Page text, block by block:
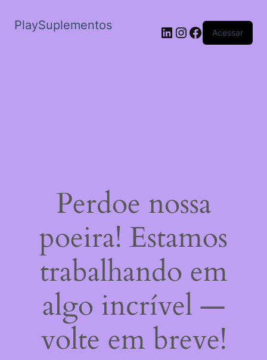
PlaySuplementos LinkedIn
Instagram
Facebook
Acessar
Perdoe nossa
poeira! Estamos
trabalhando em
algo incrível —
volte em breve!